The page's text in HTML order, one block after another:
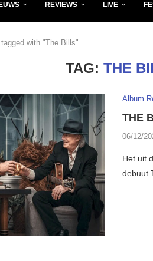
REVIEWS LIVE
with "The Bills"
TAG:THE
Album
THE
06/12/
Het uit
debuut